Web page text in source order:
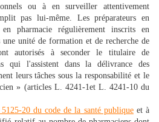
ou à en surveiller attentivement
pas lui-même. Les préparateurs en
pharmacie régulièrement inscrits en
une unité de formation et de recherche de
autorisés à seconder le titulaire de
qui l'assistent dans la délivrance des
leurs tâches sous la responsabilité et le
» (articles L. 4241-1et L. 4241-10 du
20 du code de la santé publiqueet à